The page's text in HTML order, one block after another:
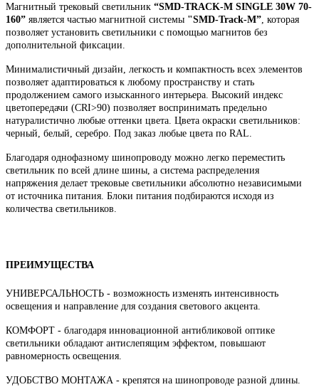
Магнитный трековый светильник “SMD-TRACK-M SINGLE 30W 70-
160” является частью магнитной системы "SMD-Track-M”, которая
позволяет установить светильники с помощью магнитов без
дополнительной фиксации.
Минималистичный дизайн, легкость и компактность всех элементов
позволяет адаптироваться к любому пространству и стать
продолжением самого изысканного интерьера. Высокий индекс
цветопередачи (CRI>90) позволяет воспринимать предельно
натуралистично любые оттенки цвета. Цвета окраски светильников:
черный, белый, серебро. Под заказ любые цвета по RAL.
Благодаря однофазному шинопроводу можно легко переместить
светильник по всей длине шины, а система распределения
напряжения делает трековые светильники абсолютно независимыми
от источника питания. Блоки питания подбираются исходя из
количества светильников.
ПРЕИМУЩЕСТВА
УНИВЕРСАЛЬНОСТЬ - возможность изменять интенсивность
освещения и направление для создания светового акцента.
КОМФОРТ - благодаря инновационной антибликовой оптике
светильники обладают антислепящим эффектом, повышают
равномерность освещения.
УДОБСТВО МОНТАЖА - крепятся на шинопроводе разной длины.